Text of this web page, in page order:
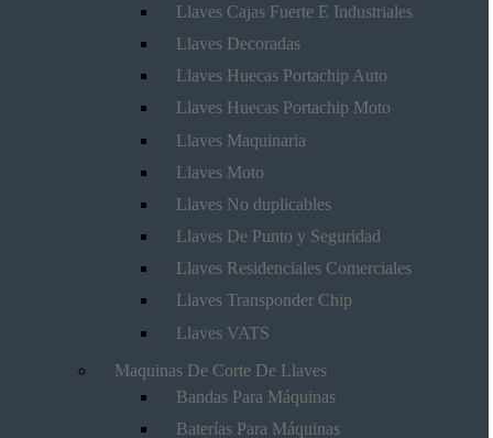
Llaves Cajas Fuerte E Industriales
Llaves Decoradas
Llaves Huecas Portachip Auto
Llaves Huecas Portachip Moto
Llaves Maquinaria
Llaves Moto
Llaves No duplicables
Llaves De Punto y Seguridad
Llaves Residenciales Comerciales
Llaves Transponder Chip
Llaves VATS
Maquinas De Corte De Llaves
Bandas Para Máquinas
Baterías Para Máquinas